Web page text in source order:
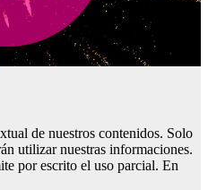
de nuestros contenidos. Solo
utilizar nuestras informaciones.
por escrito el uso parcial. En